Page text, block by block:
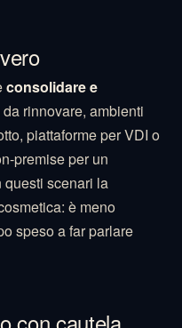
consolidare e
rinnovare, ambienti
piattaforme per VDI o
premise per un
questi scenari la
è meno
speso a far parlare